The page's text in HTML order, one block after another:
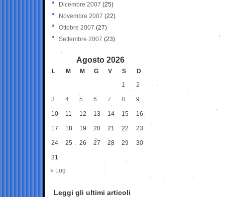
Dicembre 2007 (25)
Novembre 2007 (22)
Ottobre 2007 (27)
Settembre 2007 (23)
Agosto 2026
L M M G V S
D
1
2
3 4 5 6 7 8 9
10 11 12 13 14 15 16
17 18 19 20 21 22 23
24 25 26 27 28 29 30
31
« Lug
Leggi gli ultimi articoli